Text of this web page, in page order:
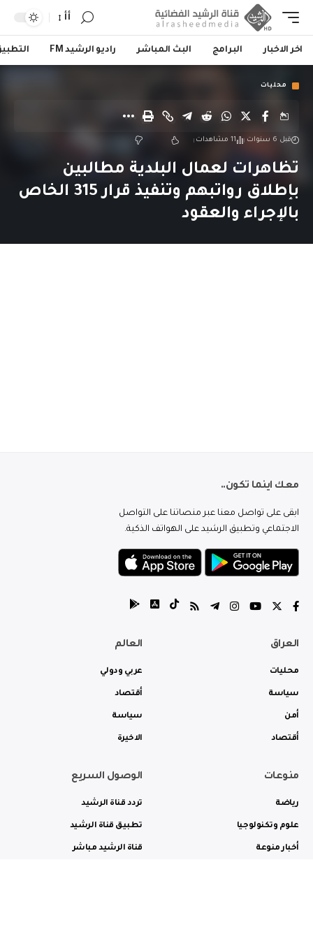
أأ
اخر الاخبار البرامج البث المباشر راديو الرشيد FM
محليات
قبل 6 سنوات 11 مشاهدات
تظاهرات لعمال البلدية مطالبين
بإطلاق رواتبهم وتنفيذ قرار 315 الخاص
بالإجراء والعقود
معك اينما تكون..
ابقى على تواصل معنا عبر منصاتنا على التواصل
الاجتماعي وتطبيق الرشيد على الهواتف الذكية.
العراق
محليات
سياسة
أمن
أقتصاد
العالم
عربي ودولي
أقتصاد
سياسة
الاخيرة
منوعات
رياضة
علوم وتكنولوجيا
أخبار منوعة
الوصول السريع
تردد قناة الرشيد
تطبيق قناة الرشيد
قناة الرشيد مباشر